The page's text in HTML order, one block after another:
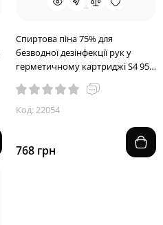
Спиртова піна 75% для
безводної дезінфекції рук у
герметичному картриджі S4 950
Код: 22054
768 грн